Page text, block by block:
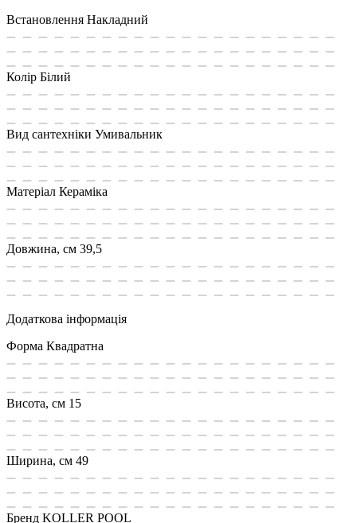
Встановлення Накладний
Колір Білий
Вид сантехніки Умивальник
Матеріал Кераміка
Довжина, см 39,5
Додаткова інформація
Форма Квадратна
Висота, см 15
Ширина, см 49
Бренд KOLLER POOL